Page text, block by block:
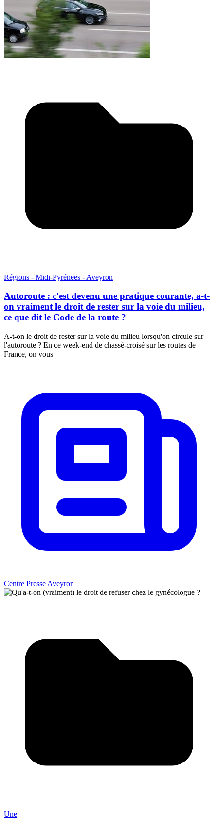
Régions - Midi-Pyrénées - Aveyron
Autoroute : c'est devenu une pratique courante, a-t-
on vraiment le droit de rester sur la voie du milieu,
ce que dit le Code de la route ?
A-t-on le droit de rester sur la voie du milieu lorsqu'on circule sur
l'autoroute ? En ce week-end de chassé-croisé sur les routes de
France, on vous
Centre Presse Aveyron
Une